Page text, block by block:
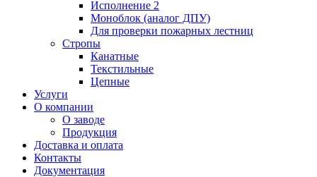
Исполнение 2
Моноблок (аналог ДПУ)
Для проверки пожарных лестниц
Стропы
Канатные
Текстильные
Цепные
Услуги
О компании
О заводе
Продукция
Доставка и оплата
Контакты
Документация